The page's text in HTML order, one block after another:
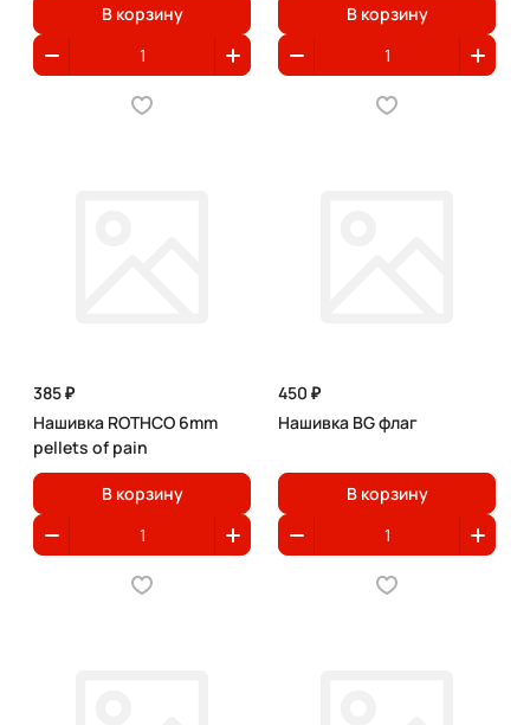
В корзину В корзину
385 ₽
Нашивка ROTHCO 6mm
pellets of pain
В корзину
450 ₽
Нашивка BG флаг
В корзину